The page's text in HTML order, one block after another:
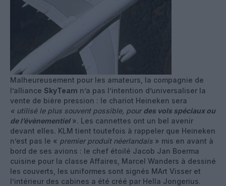
Malheureusement pour les amateurs, la compagnie de
l’alliance SkyTeam n’a pas l’intention d’universaliser la
vente de bière pression : le chariot Heineken sera
« utilisé le plus souvent possible, pourdes vols spéciaux ou
de l’évènementiel». Les cannettes ont un bel avenir
devant elles. KLM tient toutefois à rappeler que Heineken
n’est pas le « premier produit néerlandais » mis en avant à
bord de ses avions : le chef étoilé Jacob Jan Boerma
cuisine pour la classe Affaires, Marcel Wanders à dessiné
les couverts, les uniformes sont signés MArt Visser et
l’intérieur des cabines a été créé par Hella Jongerius.